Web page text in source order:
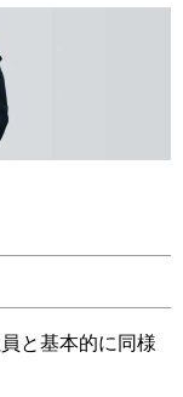
と基本的に同様